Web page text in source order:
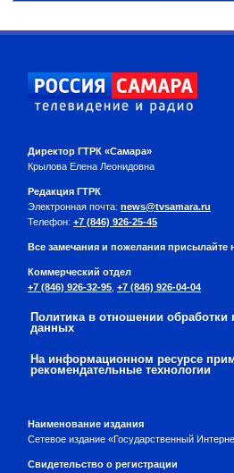
Директор ГТРК «Самара»
Крылова Елена Леонидовна
Редакция ГТРК
Электронная почта: news@tvsamara.ru
Телефон: +7 (846) 926-25-45
Все замечания и пожелания присылайте
Коммерческий отдел
+7 (846) 926-32-95 +7 (846) 926-04-04
Политика в отношении обработки
данных
На информационном ресурсе
рекомендательные технологии
Наименование издания
Сетевое издание «Государственный
Свидетельство о регистрации